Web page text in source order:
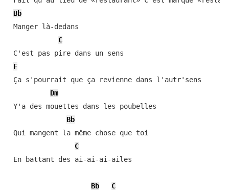
Bb
Manger là-dedans
C
C'est pas pire dans un sens
F
Ça s'pourrait que ça revienne dans l'autr'sens
Dm
Y'a des mouettes dans les poubelles
Bb
Qui mangent la même chose que toi
C
En battant des ai-ai-ai-ailes
Bb
C